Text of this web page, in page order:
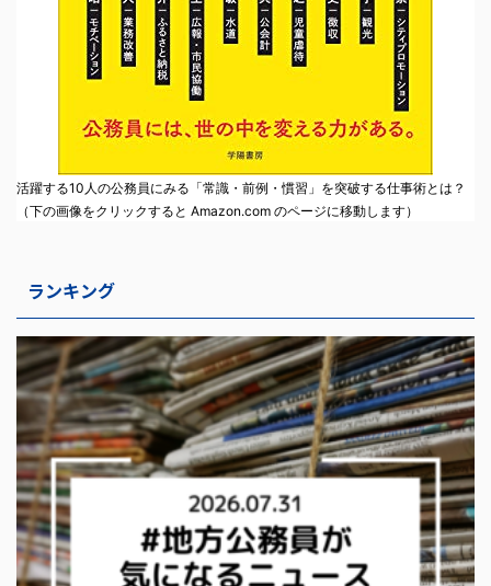
活躍する10人の公務員にみる「常識・前例・慣習」を突破する仕事術とは？
（下の画像をクリックすると Amazon.com のページに移動します）
ランキング